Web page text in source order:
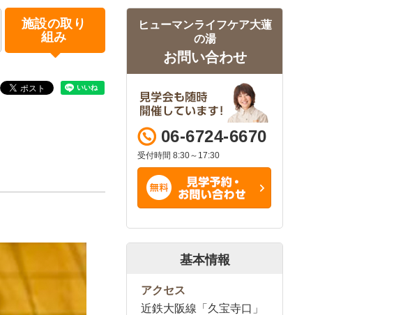
施設の取り
組み
ヒューマンライフケア大蓮
の湯
お問い合わせ
06-6724-6670
受付時間 8:30～17:30
基本情報
アクセス
近鉄大阪線「久宝寺口」